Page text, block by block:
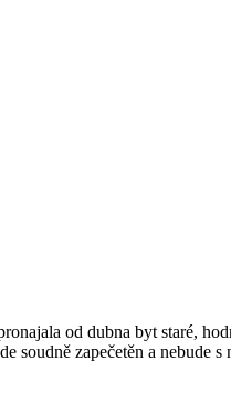
od dubna byt staré,
soudně zapečetěn a